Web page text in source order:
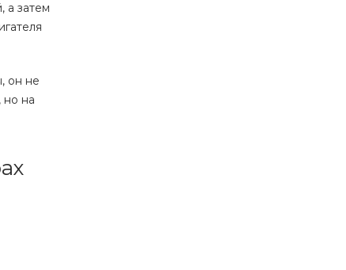
а затем
он не
но на